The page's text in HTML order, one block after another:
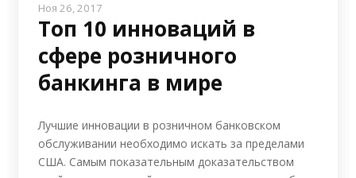
Ноя 26, 2017
Топ 10 инноваций в
сфере розничного
банкинга в мире
Лучшие инновации в розничном банковском
обслуживании необходимо искать за пределами
США. Самым показательным доказательством